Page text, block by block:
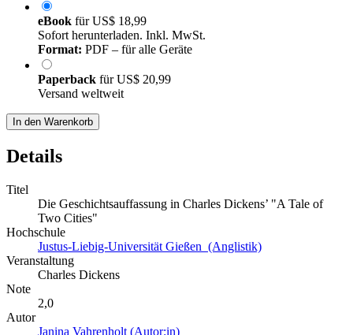
eBook fürUS$ 18,99
Sofort herunterladen. Inkl. MwSt.
Format: PDF – für alle Geräte
Paperback fürUS$ 20,99
Versand weltweit
In den Warenkorb
Details
Titel
Die Geschichtsauffassung in Charles Dickens’ "A Tale of
Two Cities"
Hochschule
Justus-Liebig-Universität Gießen (Anglistik)
Veranstaltung
Charles Dickens
Note
2,0
Autor
Janina Vahrenholt (Autor:in)